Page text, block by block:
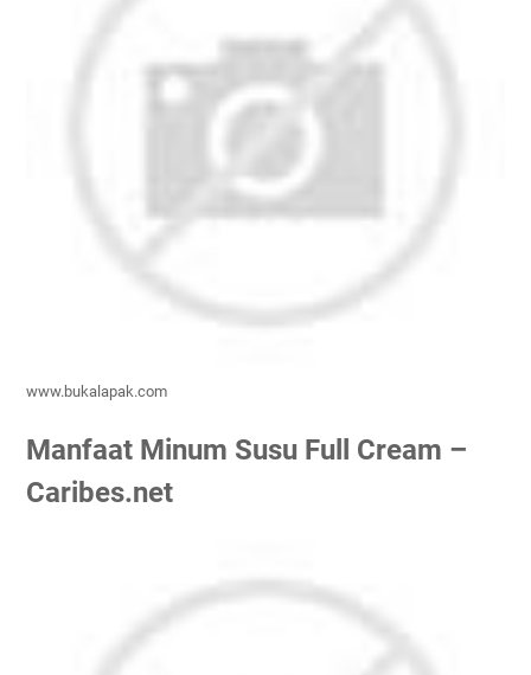
www.bukalapak.com
Manfaat Minum Susu Full Cream –
Caribes.net